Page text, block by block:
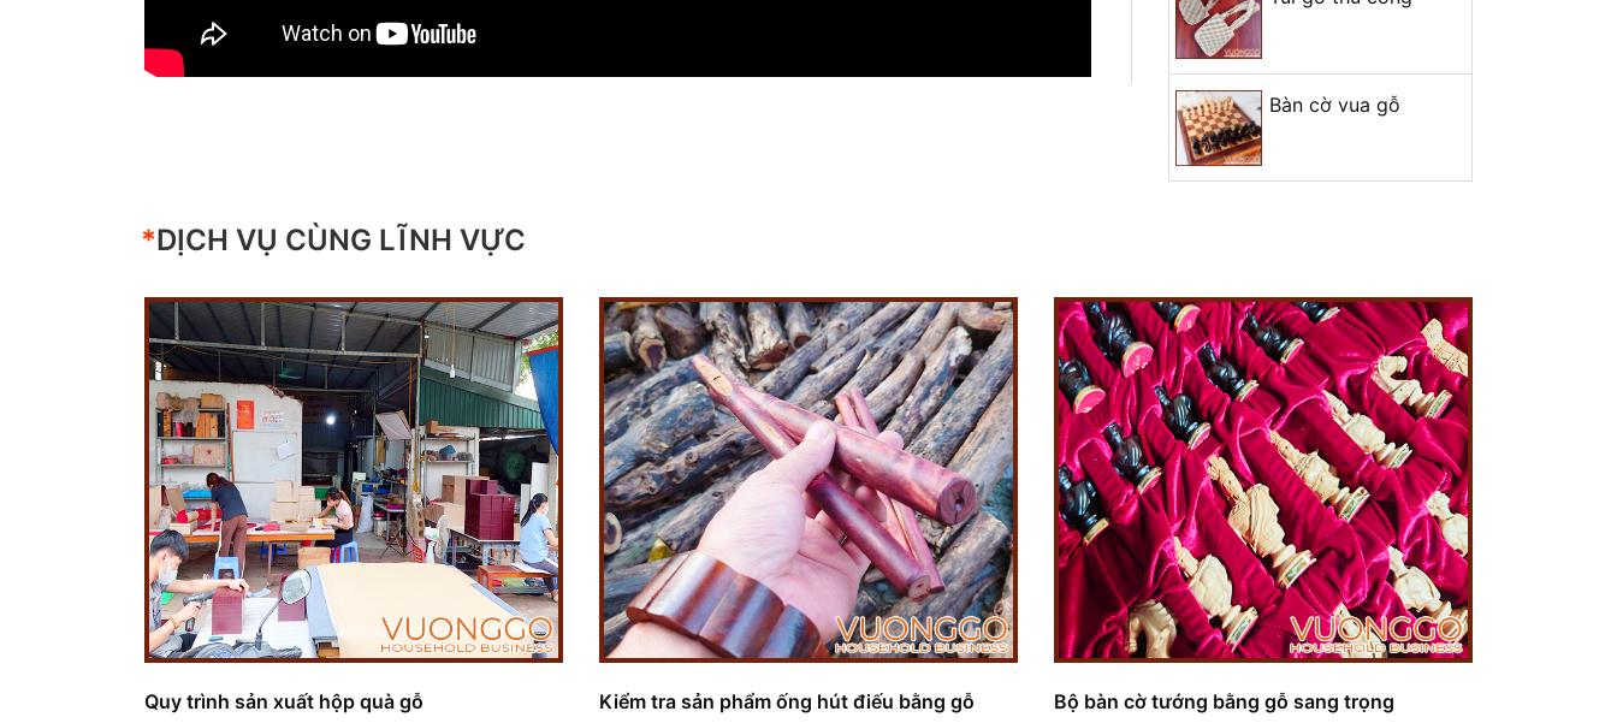
+ Mở nhóm...
Bàn cờ vua gỗ
*DỊCH VỤ CÙNG LĨNH VỰC
Quy trình sản xuất hộp quà gỗ Kiểm tra sản phẩm ống hút điếu bằng gỗ Bộ bàn cờ tướng bằng gỗ sang trọng